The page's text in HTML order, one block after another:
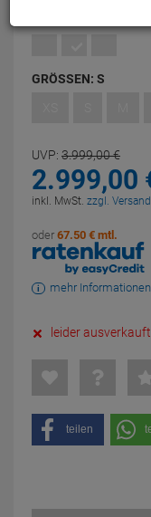
GRÖSSEN: S
UVP: 3.999,00€
2.999,00
inkl. MwSt. zzgl.
oder 67.50 € mtl.
mehr
leider ausverkauft
teilen